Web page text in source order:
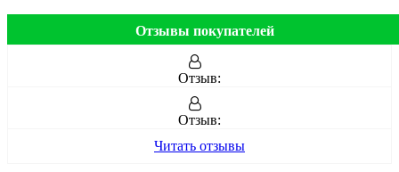
Отзывы покупателей
Отзыв:
Отзыв:
Читать отзывы